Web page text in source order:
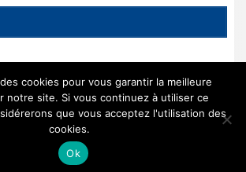
Mentions Légales
WordPress
cookies pour vous garantir la meilleure
notre site. Si vous continuez à utiliser ce
que vous acceptez l'utilisation des
cookies.
Ok